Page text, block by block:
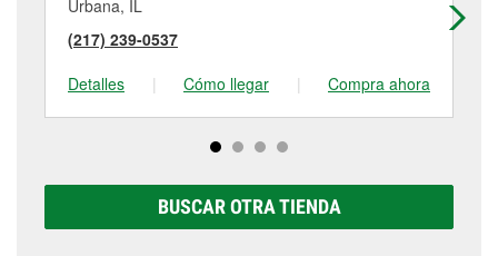
Urbana, IL
(217) 239-0537
Detalles
| Cómo llegar | Compra ahora
BUSCAR OTRA TIENDA